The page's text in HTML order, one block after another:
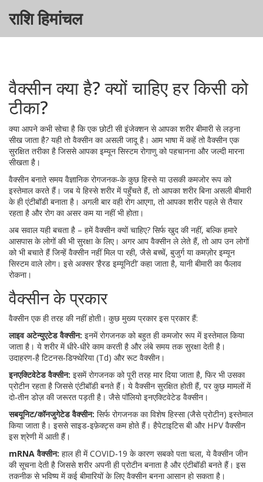
राशि हिमांचल
वैक्सीन क्या है? क्यों चाहिए हर किसी को
टीका?
क्या आपने कभी सोचा है कि एक छोटी सी इंजेक्शन से आपका शरीर बीमारी से लड़ना
सीख जाता है? यही तो वैक्सीन का असली जादू है। आम भाषा में कहें तो वैक्सीन एक
सुरक्षित तरीका है जिससे आपका इम्यून सिस्टम रोगाणु को पहचानना और जल्दी मारना
सीखता है।
वैक्सीन बनाते समय वैज्ञानिक रोगजनक‑के कुछ हिस्से या उसकी कमजोर रूप को
इस्तेमाल करते हैं। जब ये हिस्से शरीर में पहुँचते हैं, तो आपका शरीर बिना असली बीमारी
के ही एंटीबॉडी बनाता है। अगली बार वही रोग आएगा, तो आपका शरीर पहले से तैयार
रहता है और रोग का असर कम या नहीं भी होता।
अब सवाल यही बचता है – हमें वैक्सीन क्यों चाहिए? सिर्फ खुद की नहीं, बल्कि हमारे
आसपास के लोगों की भी सुरक्षा के लिए। अगर आप वैक्सीन ले लेते हैं, तो आप उन लोगों
को भी बचाते हैं जिन्हें वैक्सीन नहीं मिल पा रही, जैसे बच्चें, बुजुर्ग या कमज़ोर इम्यून
सिस्टम वाले लोग। इसे अक्सर ‘हैरड इम्यूनिटी’ कहा जाता है, यानी बीमारी का फैलाव
रोकना।
वैक्सीन के प्रकार
वैक्सीन एक ही तरह की नहीं होती। कुछ मुख्य प्रकार इस प्रकार हैं:
लाइव अटेन्युएटेड वैक्सीन: इनमें रोगजनक को बहुत ही कमजोर रूप में इस्तेमाल किया
जाता है। ये शरीर में धीरे‑धीरे काम करती है और लंबे समय तक सुरक्षा देती है।
उदाहरण‑है टिटनस‑डिफ्थेरिया (Td) और रूट वैक्सीन।
इनएक्टिवेटेड वैक्सीन: इसमें रोगजनक को पूरी तरह मार दिया जाता है, फिर भी उसका
प्रोटीन रहता है जिससे एंटीबॉडी बनते हैं। ये वैक्सीन सुरक्षित होती हैं, पर कुछ मामलों में
दो‑तीन डोज़ की जरूरत पड़ती है। जैसे पॉलियो इनएक्टिवेटेड वैक्सीन।
सबयूनिट/कॉनजुगेटेड वैक्सीन: सिर्फ रोगजनक का विशेष हिस्सा (जैसे प्रोटीन) इस्तेमाल
किया जाता है। इससे साइड‑इफ़ेक्ट्स कम होते हैं। हैपेटाइटिस बी और HPV वैक्सीन
इस श्रेणी में आती हैं।
mRNA वैक्सीन: हाल ही में COVID‑19 के कारण सबको पता चला, ये वैक्सीन जीन
की सूचना देती है जिससे शरीर अपनी ही प्रोटीन बनाता है और एंटीबॉडी बनते हैं। इस
तकनीक से भविष्य में कई बीमारियों के लिए वैक्सीन बनना आसान हो सकता है।